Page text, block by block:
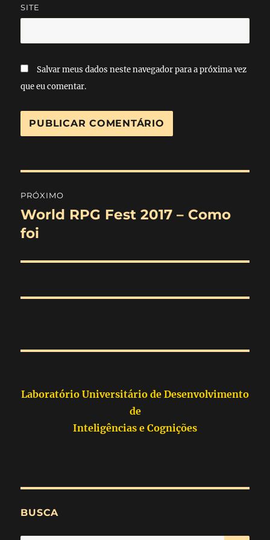
SITE
Salvar meus dados neste navegador para a próxima vez
que eu comentar.
de
Post
PRÓXIMO
Próximo
post:
World RPG Fest 2017 – Como
foi
Laboratório Universitário de Desenvolvimento
de
Inteligências e Cognições
BUSCA